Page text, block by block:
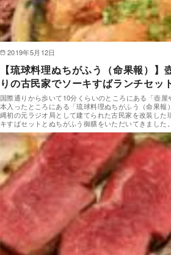
2019年5月12日
【琉球料理ぬちがふう（命果報）】
りの古民家でソーキすばランチセッ
国際通りから歩いて10分くらいのところにある「壺屋
本入ったところにある「琉球料理ぬちがふう（命果報
縄初の元ラジオ局として建てられた古民家を改装した
キすばセットとぬちがふう御膳をいただいてきました。